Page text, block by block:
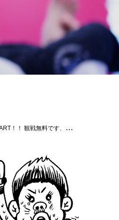
技 #修斗 #キックボクシング #柔術 #jiujitsu #ダイエット